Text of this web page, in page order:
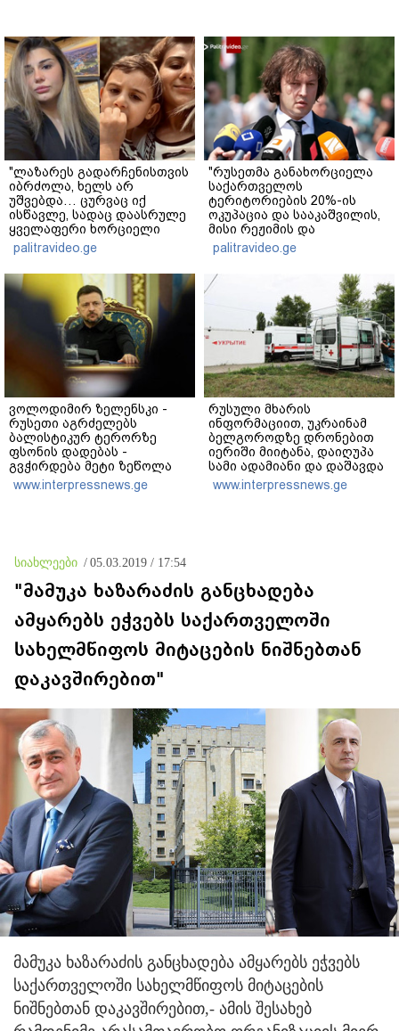
"ლაზარეს გადარჩენისთვის
იბრძოლა, ხელს არ
უშვებდა… ცურვაც იქ
ისწავლე, სადაც დაასრულე
ყველაფერი ხორციელი
ცხოვრებიდან" – რას წერს
ხობში დაღუპული დედა-
შვილის ახლობელი?
palitravideo.ge
"რუსეთმა განახორციელა
საქართველოს
ტერიტორიების 20%-ის
ოკუპაცია და სააკაშვილის,
მისი რეჟიმის და
"ნაცმოძრაობის" ღალატი
ვერანაირად ვერ
გადაფარავს ამ
დანაშაულს" - ირაკლი
palitravideo.ge
ვოლოდიმირ ზელენსკი -
რუსეთი აგრძელებს
ბალისტიკურ ტერორზე
ფსონის დადებას -
გვჭირდება მეტი ზეწოლა
www.interpressnews.ge
რუსული მხარის
ინფორმაციით, უკრაინამ
ბელგოროდზე დრონებით
იერიში მიიტანა, დაიღუპა
სამი ადამიანი და დაშავდა
25
www.interpressnews.ge
სიახლეები / 05.03.2019 / 17:54
"მამუკა ხაზარაძის განცხადება
ამყარებს ეჭვებს საქართველოში
სახელმწიფოს მიტაცების ნიშნებთან
დაკავშირებით"
მამუკა ხაზარაძის განცხადება ამყარებს ეჭვებს
საქართველოში სახელმწიფოს მიტაცების
ნიშნებთან დაკავშირებით,- ამის შესახებ